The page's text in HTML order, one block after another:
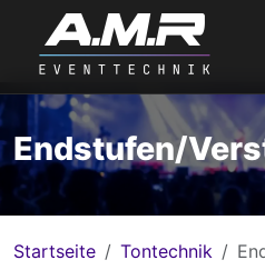
Endstufen/
Startseite Tontechnik